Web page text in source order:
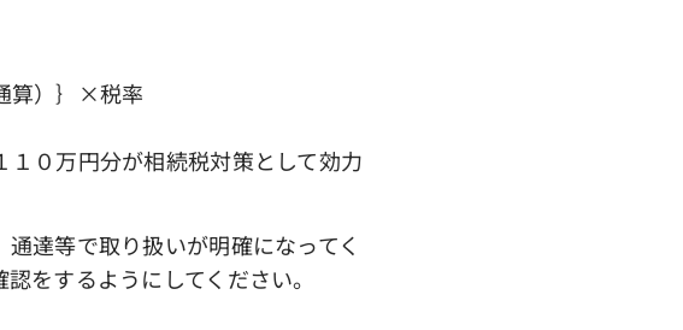
｝×税率
０万円分が相続税対策として効力
達等で取り扱いが明確になってく
をするようにしてください。